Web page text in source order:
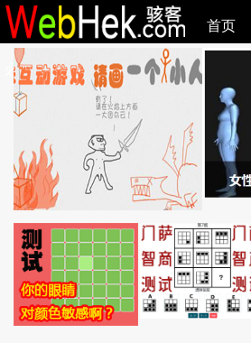
首页
必观作品 SVG教程 SVG手册